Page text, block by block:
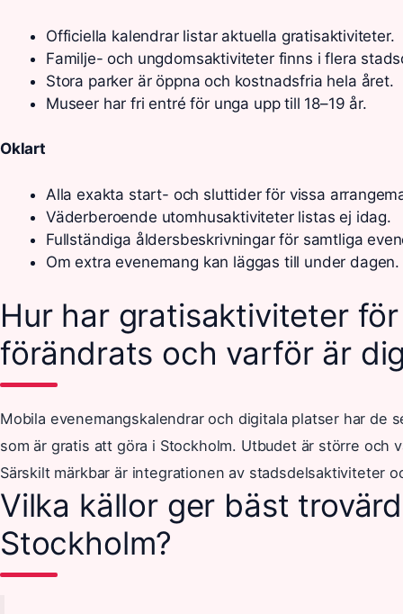
Officiella kalendrar listar aktuella gratisaktiviteter.
Familje- och ungdomsaktiviteter finns i flera
Stora parker är öppna och kostnadsfria hela året.
Museer har fri entré för unga upp till 18–19 år.
Oklart
Alla exakta start- och sluttider för vissa
Väderberoende utomhusaktiviteter listas ej idag.
Fullständiga åldersbeskrivningar för samtliga
Om extra evenemang kan läggas till under dagen.
Hur har gratisaktiviteter
förändrats och varför är
Mobila evenemangskalendrar och digitala platser har de
som är gratis att göra i Stockholm. Utbudet är större och
Särskilt märkbar är integrationen av stadsdelsaktiviteter
Vilka källor ger bäst
Stockholm?